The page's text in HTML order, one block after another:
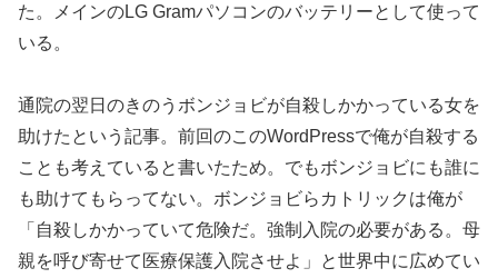
た。メインのLG Gramパソコンのバッテリーとして使って
いる。
通院の翌日のきのうボンジョビが自殺しかかっている女を
助けたという記事。前回のこのWordPressで俺が自殺する
ことも考えていると書いたため。でもボンジョビにも誰に
も助けてもらってない。ボンジョビらカトリックは俺が
「自殺しかかっていて危険だ。強制入院の必要がある。母
親を呼び寄せて医療保護入院させよ」と世界中に広めてい